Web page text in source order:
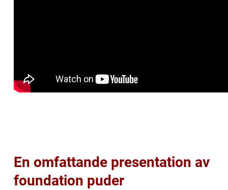
En omfattande presentation av
foundation puder